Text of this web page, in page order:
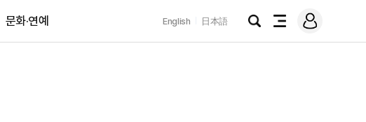
문화·연예 English 日本語
검
전
메
그